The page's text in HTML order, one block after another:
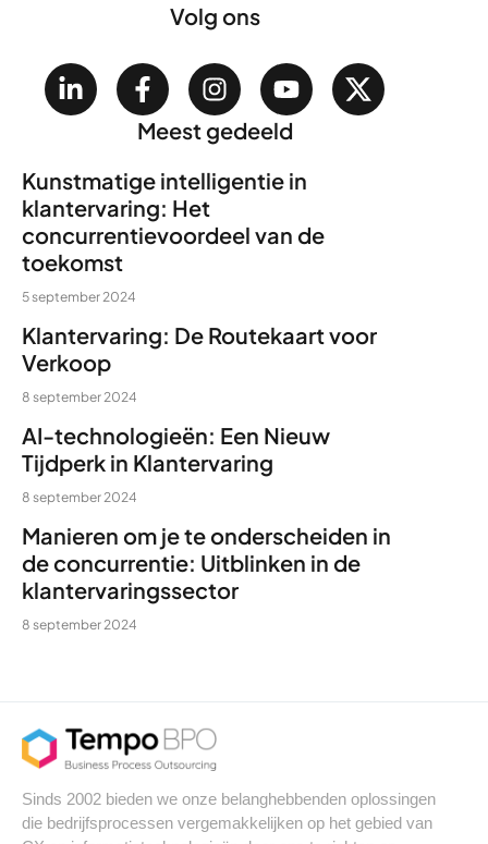
Volg ons
Meest gedeeld
Kunstmatige intelligentie in
klantervaring: Het
concurrentievoordeel van de
toekomst
5 september 2024
Klantervaring: De Routekaart voor
Verkoop
8 september 2024
AI-technologieën: Een Nieuw
Tijdperk in Klantervaring
8 september 2024
Manieren om je te onderscheiden in
de concurrentie: Uitblinken in de
klantervaringssector
8 september 2024
Sinds 2002 bieden we onze belanghebbenden oplossingen
die bedrijfsprocessen vergemakkelijken op het gebied van